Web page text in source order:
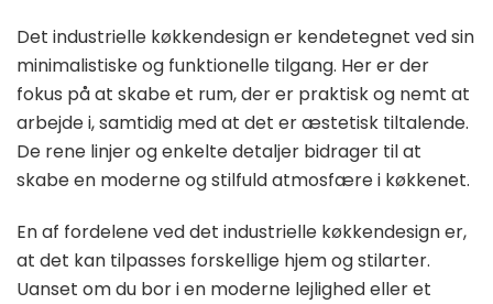
Det industrielle køkkendesign er kendetegnet ved sin
minimalistiske og funktionelle tilgang. Her er der
fokus på at skabe et rum, der er praktisk og nemt at
arbejde i, samtidig med at det er æstetisk tiltalende.
De rene linjer og enkelte detaljer bidrager til at
skabe en moderne og stilfuld atmosfære i køkkenet.
En af fordelene ved det industrielle køkkendesign er,
at det kan tilpasses forskellige hjem og stilarter.
Uanset om du bor i en moderne lejlighed eller et